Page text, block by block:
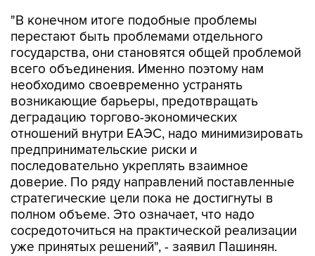
"В конечном итоге подобные проблемы
перестают быть проблемами отдельного
государства, они становятся общей проблемой
всего объединения. Именно поэтому нам
необходимо своевременно устранять
возникающие барьеры, предотвращать
деградацию торгово-экономических
отношений внутри ЕАЭС, надо минимизировать
предпринимательские риски и
последовательно укреплять взаимное
доверие. По ряду направлений поставленные
стратегические цели пока не достигнуты в
полном объеме. Это означает, что надо
сосредоточиться на практической реализации
уже принятых решений", - заявил Пашинян.